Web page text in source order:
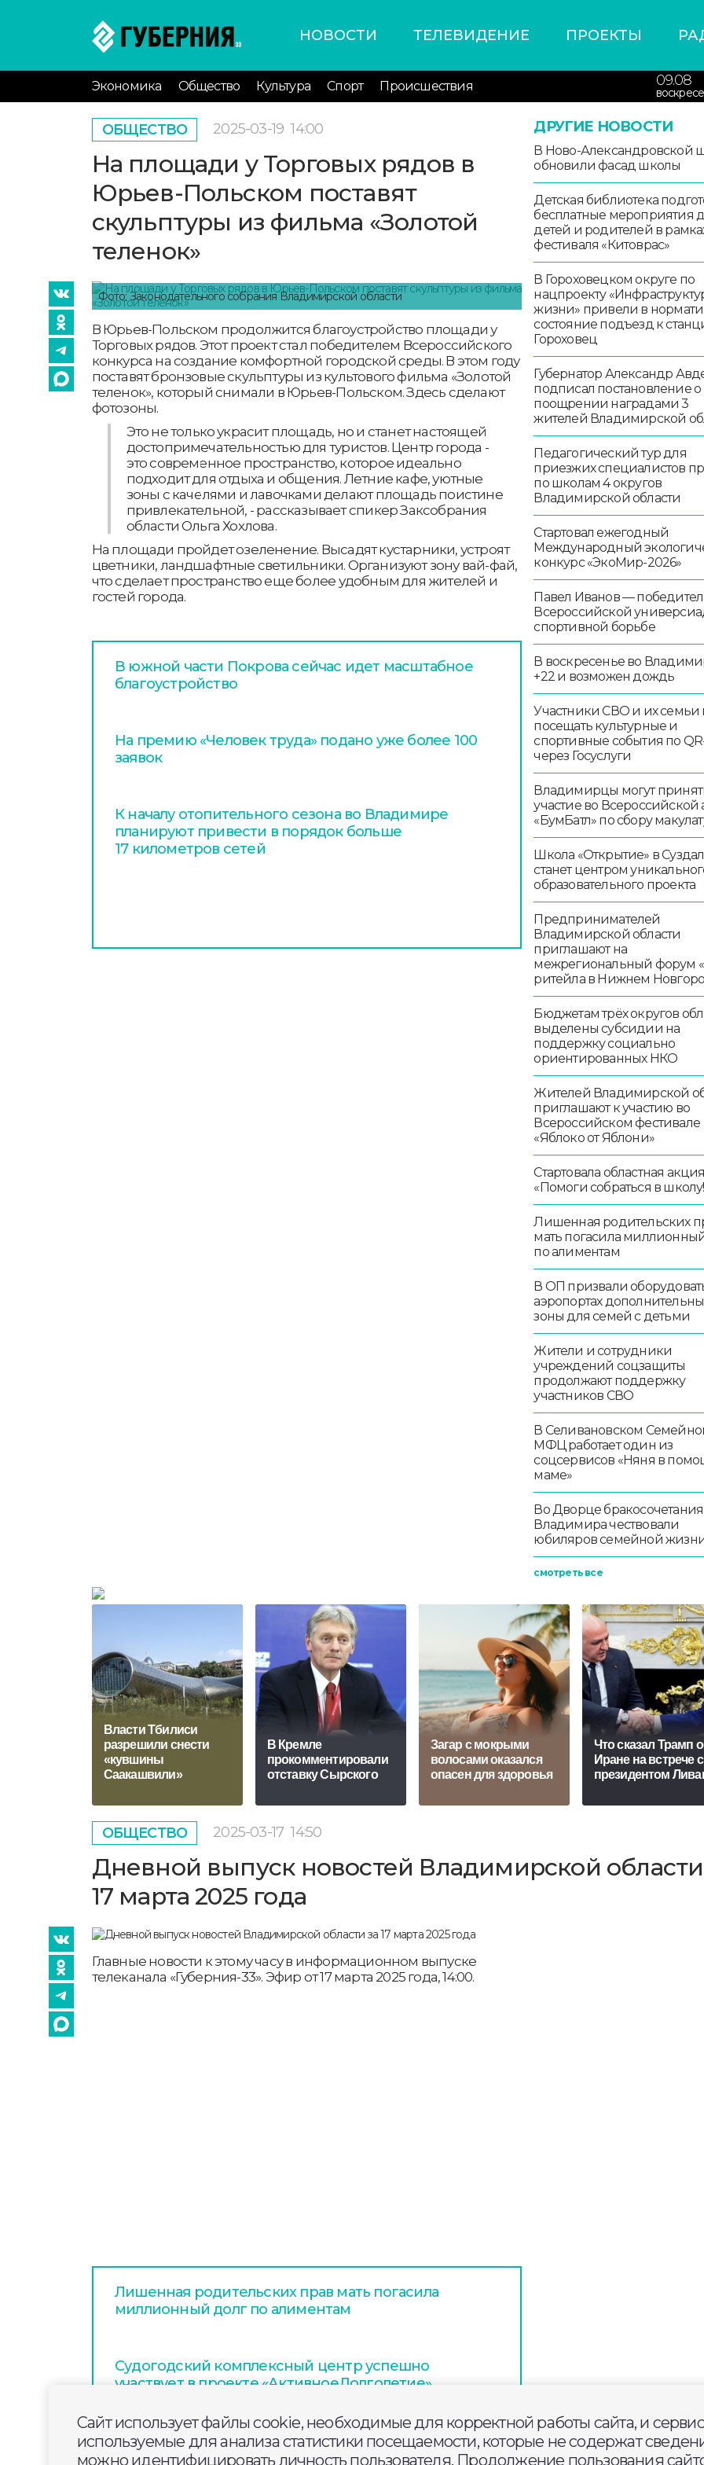
НОВОСТИ ТЕЛЕВИДЕНИЕ ПРОЕКТЫ
Экономика Общество Культура Спорт Происшествия 09.08
ОБЩЕСТВО 2025-03-19 14:00
На площади у Торговых рядов в
Юрьев-Польском поставят
скульптуры из фильма «Золотой
теленок»
Фото: Законодательного собрания Владимирской области
В Юрьев-Польском продолжится благоустройство площади у
Торговых рядов. Этот проект стал победителем Всероссийского
конкурса на создание комфортной городской среды. В этом году
поставят бронзовые скульптуры из культового фильма «Золотой
теленок», который снимали в Юрьев-Польском. Здесь сделают
фотозоны.
Это не только украсит площадь, но и станет настоящей
достопримечательностью для туристов. Центр города -
это современное пространство, которое идеально
подходит для отдыха и общения. Летние кафе, уютные
зоны с качелями и лавочками делают площадь поистине
привлекательной, - рассказывает спикер Заксобрания
области Ольга Хохлова.
На площади пройдет озеленение. Высадят кустарники, устроят
цветники, ландшафтные светильники. Организуют зону вай-фай,
что сделает пространство еще более удобным для жителей и
гостей города.
В южной части Покрова сейчас идет масштабное
благоустройство
На премию «Человек труда» подано уже более 100
заявок
К началу отопительного сезона во Владимире
планируют привести в порядок больше
17 километров сетей
ДРУГИЕ НОВОСТИ
В Ново-Александровской
обновили фасад школы
Детская библиотека
бесплатные мероприятия
детей и родителей в
фестиваля «Китоврас»
В Гороховецком округе по
нацпроекту
жизни» привели в
состояние подъезд к
Гороховец
Губернатор Александр
подписал постановление о
поощрении наградами 3
жителей Владимирской
Педагогический тур для
приезжих специалистов
по школам 4 округов
Владимирской области
Стартовал ежегодный
Международный
конкурс «ЭкоМир-2026»
Павел Иванов —
Всероссийской
спортивной борьбе
В воскресенье во
+22 и возможен дождь
Участники СВО и их семьи
посещать культурные и
спортивные события по
через Госуслуги
Владимирцы могут
участие во Всероссийской
«БумБатл» по сбору
Школа «Открытие» в
станет центром
образовательного проекта
Предпринимателей
Владимирской области
приглашают на
межрегиональный форум
ритейла в Нижнем
Бюджетам трёх округов
выделены субсидии на
поддержку социально
ориентированных НКО
Жителей Владимирской
приглашают к участию во
Всероссийском фестивале
«Яблоко от Яблони»
Стартовала областная акция
«Помоги собраться в
Лишенная родительских
мать погасила
по алиментам
В ОП призвали
аэропортах
зоны для семей с детьми
Жители и сотрудники
учреждений соцзащиты
продолжают поддержку
участников СВО
В Селивановском
МФЦ работает один из
соцсервисов «Няня в
маме»
Во Дворце бракосочетания
Владимира чествовали
юбиляров семейной
смотреть все
Власти Тбилиси
разрешили снести
«кувшины
Саакашвили»
В Кремле
прокомментировали
отставку Сырского
Загар с мокрыми
волосами оказался
опасен для здоровья
Что сказал Трамп
Иране на встрече с
президентом
ОБЩЕСТВО 2025-03-17 14:50
Дневной выпуск новостей Владимирской области
17 марта 2025 года
Главные новости к этому часу в информационном выпуске
телеканала «Губерния-33». Эфир от 17 марта 2025 года, 14:00.
Лишенная родительских прав мать погасила
миллионный долг по алиментам
Судогодский комплексный центр успешно
участвует в проекте «АктивноеДолголетие»
В ГД призвали не взимать деньги за проезд по
ремонтируемым платным дорогам
Сайт использует файлы cookie, необходимые для корректной работы сайта, и
используемые для анализа статистики посещаемости, которые не содержат
можно идентифицировать личность пользователя. Продолжение пользования